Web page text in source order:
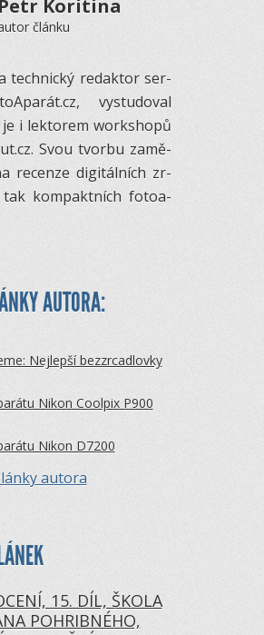
Petr Koritina
článku
tech­nický re­dak­tor ser­
vy­stu­do­val
je i lek­to­rem workshopů
Svou tvorbu za­mě­
re­cenze di­gi­tál­ních zr­
tak kom­pakt­ních fo­to­a­
AUTORA:
Nejlepší bezzrcadlovky
Nikon Coolpix P900
Nikon D7200
autora
15. DÍL, ŠKOLA
POHRIBNÉHO,